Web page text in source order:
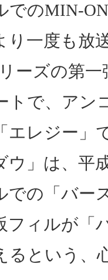
でのMIN-
り一度も放
ーズの第
トで、アン
エレジー」
」は、平
での「バー
フィルが「
るという、